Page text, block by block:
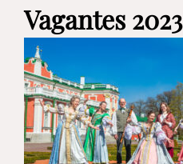
Vagantes 2023